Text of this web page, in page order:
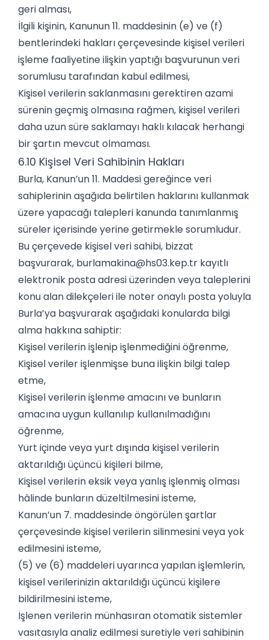
geri alması,
İlgili kişinin, Kanunun 11. maddesinin (e) ve (f)
bentlerindeki hakları çerçevesinde kişisel verileri
işleme faaliyetine ilişkin yaptığı başvurunun veri
sorumlusu tarafından kabul edilmesi,
Kişisel verilerin saklanmasını gerektiren azami
sürenin geçmiş olmasına rağmen, kişisel verileri
daha uzun süre saklamayı haklı kılacak herhangi
bir şartın mevcut olmaması.
6.10 Kişisel Veri Sahibinin Hakları
Burla, Kanun’un 11. Maddesi gereğince veri
sahiplerinin aşağıda belirtilen haklarını kullanmak
üzere yapacağı talepleri kanunda tanımlanmış
süreler içerisinde yerine getirmekle sorumludur.
Bu çerçevede kişisel veri sahibi, bizzat
başvurarak, burlamakina@hs03.kep.tr kayıtlı
elektronik posta adresi üzerinden veya taleplerini
konu alan dilekçeleri ile noter onaylı posta yoluyla
Burla’ya başvurarak aşağıdaki konularda bilgi
alma hakkına sahiptir:
Kişisel verilerin işlenip işlenmediğini öğrenme,
Kişisel veriler işlenmişse buna ilişkin bilgi talep
etme,
Kişisel verilerin işlenme amacını ve bunların
amacına uygun kullanılıp kullanılmadığını
öğrenme,
Yurt içinde veya yurt dışında kişisel verilerin
aktarıldığı üçüncü kişileri bilme,
Kişisel verilerin eksik veya yanlış işlenmiş olması
hâlinde bunların düzeltilmesini isteme,
Kanun’un 7. maddesinde öngörülen şartlar
çerçevesinde kişisel verilerin silinmesini veya yok
edilmesini isteme,
(5) ve (6) maddeleri uyarınca yapılan işlemlerin,
kişisel verilerinizin aktarıldığı üçüncü kişilere
bildirilmesini isteme,
İşlenen verilerin münhasıran otomatik sistemler
vasıtasıyla analiz edilmesi suretiyle veri sahibinin